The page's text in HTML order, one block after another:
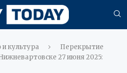
культура
Перекрытие
27 июня 2025: